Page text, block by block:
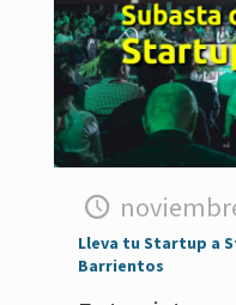
Lleva tu Startup a
Barrientos